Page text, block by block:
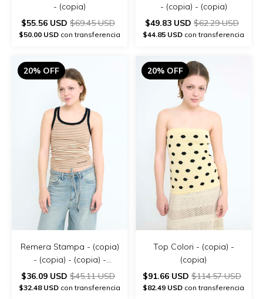
- (copia)
$55.56 USD $69.45 USD
$50.00 USD con transferencia
- (copia) - (copia)
$49.83 USD $62.29 USD
$44.85 USD con transferencia
20% OFF
Remera Stampa - (copia)
- (copia) - (copia) -
(copia)
$36.09 USD $45.11 USD
$32.48 USD con transferencia
20% OFF
Top Colori - (copia) -
(copia)
$91.66 USD $114.57 USD
$82.49 USD con transferencia